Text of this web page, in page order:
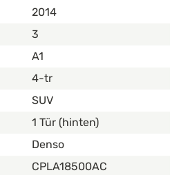
2014
3
A1
4-tr
SUV
1 Tür (hinten)
Denso
CPLA18500AC